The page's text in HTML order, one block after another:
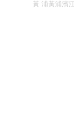
黃 浦黃浦濱